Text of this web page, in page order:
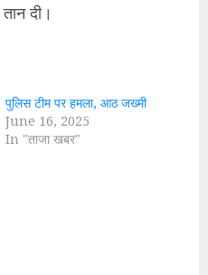
दी।
पुलिस टीम पर हमला, आठ जख्मी
June 16, 2025
In "ताजा खबर"